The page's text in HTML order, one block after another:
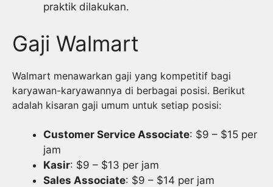
praktik dilakukan.
Gaji Walmart
Walmart menawarkan gaji yang kompetitif bagi
karyawan-karyawannya di berbagai posisi. Berikut
adalah kisaran gaji umum untuk setiap posisi:
Customer Service Associate: $9 – $15 per
jam
Kasir: $9 – $13 per jam
Sales Associate: $9 – $14 per jam